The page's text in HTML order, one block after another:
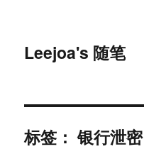
Leejoa's 随笔
标签：银行泄密